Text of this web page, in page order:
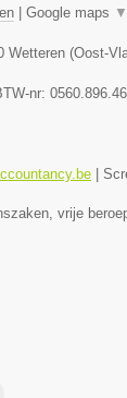
Google maps ▼
Wetteren (Oost-
nr:
vrije